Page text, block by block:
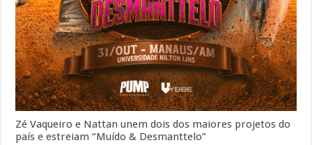
Zé Vaqueiro e Nattan unem dois dos maiores projetos do
país e estreiam “Muído & Desmanttelo”